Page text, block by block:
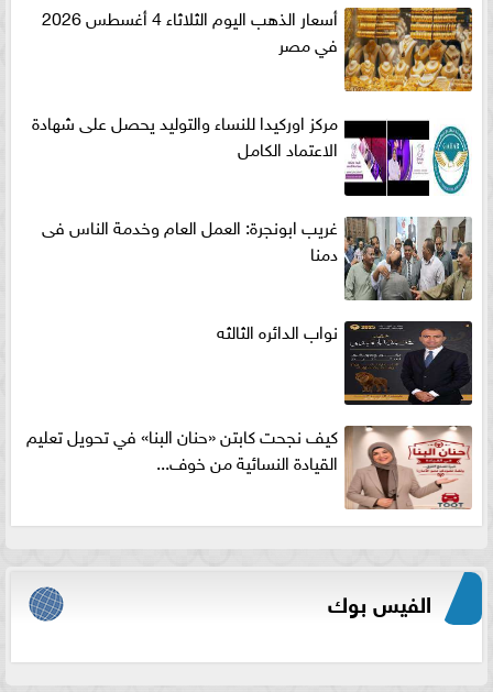
أسعار الذهب اليوم الثلاثاء 4 أغسطس 2026
في مصر
مركز اوركيدا للنساء والتوليد يحصل على شهادة
الاعتماد الكامل
غريب ابونجرة: العمل العام وخدمة الناس فى
دمنا
نواب الدائره الثالثه
كيف نجحت كابتن «حنان البنا» في تحويل تعليم
القيادة النسائية من خوف...
الفيس بوك